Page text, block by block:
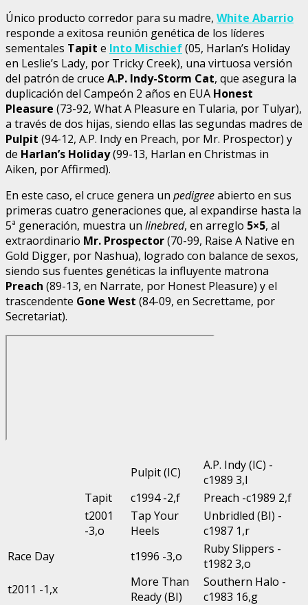
Único producto corredor para su madre, White Abarrio
responde a exitosa reunión genética de los líderes
sementales Tapit e Into Mischief(05, Harlan’s Holiday
en Leslie’s Lady, por Tricky Creek), una virtuosa versión
del patrón de cruce A.P. Indy-Storm Cat, que asegura la
duplicación del Campeón 2 años en EUA Honest
Pleasure (73-92, What A Pleasure en Tularia, por Tulyar),
a través de dos hijas, siendo ellas las segundas madres de
Pulpit (94-12, A.P. Indy en Preach, por Mr. Prospector) y
de Harlan’s Holiday(99-13, Harlan en Christmas in
Aiken, por Affirmed).
En este caso, el cruce genera un pedigreeabierto en sus
primeras cuatro generaciones que, al expandirse hasta la
5ª generación, muestra un linebred, en arreglo 5×5, al
extraordinario Mr. Prospector(70-99, Raise A Native en
Gold Digger, por Nashua), logrado con balance de sexos,
siendo sus fuentes genéticas la influyente matrona
Preach (89-13, en Narrate, por Honest Pleasure) y el
trascendente Gone West (84-09, en Secrettame, por
Secretariat).
Pulpit (IC)
A.P. Indy (IC) -
c1989 3,l
Tapit
c1994 -2,f
Preach -c1989 2,f
t2001
-3,o
Tap Your
Heels
Unbridled (BI) -
c1987 1,r
Race Day
t1996 -3,o
Ruby Slippers -
t1982 3,o
t2011 -1,x
More Than
Ready (BI)
Southern Halo -
c1983 16,g